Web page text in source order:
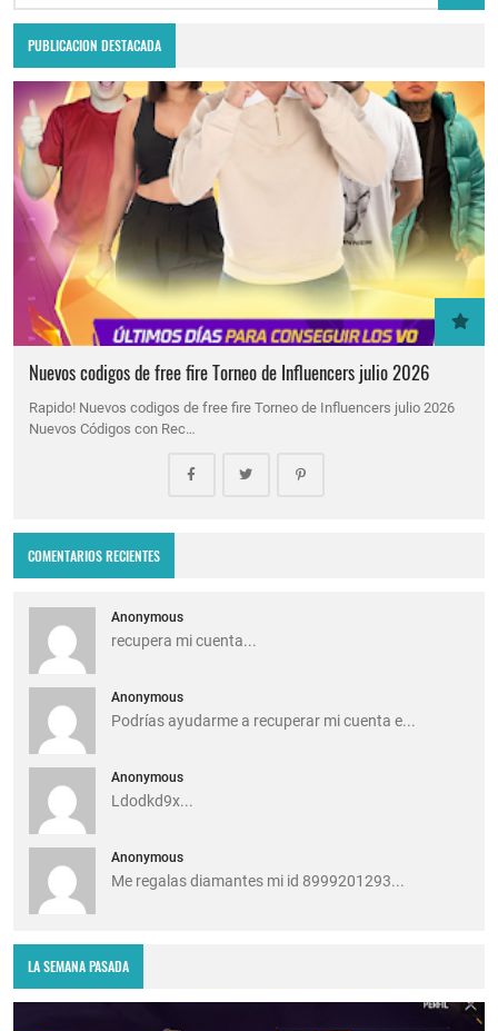
PUBLICACION DESTACADA
Nuevos codigos de free fire Torneo de Influencers julio 2026
Rapido! Nuevos codigos de free fire Torneo de Influencers julio 2026
Nuevos Códigos con Rec…
COMENTARIOS RECIENTES
Anonymous
recupera mi cuenta...
Anonymous
Podrías ayudarme a recuperar mi cuenta e...
Anonymous
Ldodkd9x...
Anonymous
Me regalas diamantes mi id 8999201293...
LA SEMANA PASADA